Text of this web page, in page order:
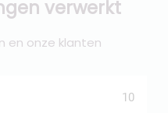
verwerkt
en onze klanten
10